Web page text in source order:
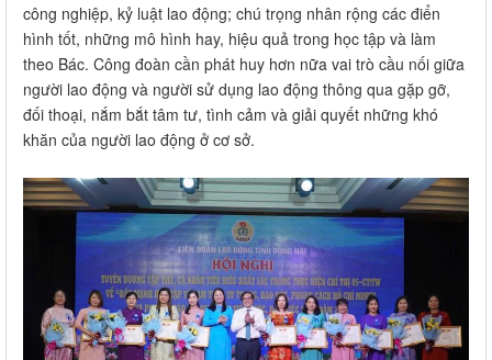
công nghiệp, kỷ luật lao động; chú trọng nhân rộng các điển
hình tốt, những mô hình hay, hiệu quả trong học tập và làm
theo Bác. Công đoàn cần phát huy hơn nữa vai trò cầu nối giữa
người lao động và người sử dụng lao động thông qua gặp gỡ,
đối thoại, nắm bắt tâm tư, tình cảm và giải quyết những khó
khăn của người lao động ở cơ sở.